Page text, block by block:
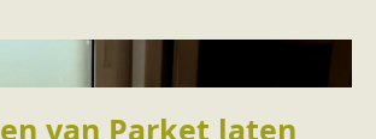
van Parket laten